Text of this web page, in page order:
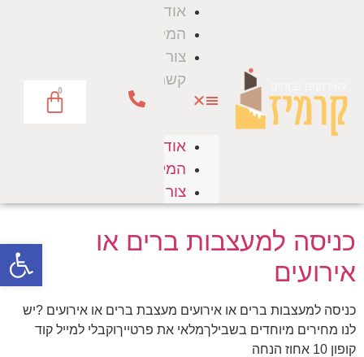
פתח
אודות
המלצות
צור
קשר
אודות
המלצות
צור קשר
0
כניסה למעצבות ברים או
אירועים
כניסה למעצבות ברים או אירועים מעצבת ברים או אירועים ?יש
לנו מחירים מיוחדים בשבילךמלאי את פרטייךוקבלי למייל קוד
קופון 10 אחוז הנחה